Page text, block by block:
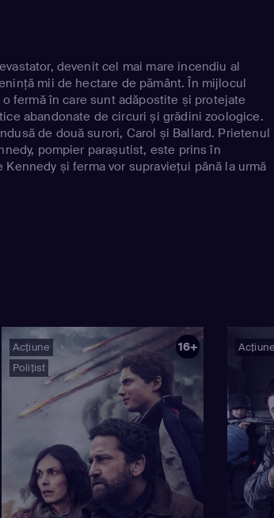
devenit cel mai mare incendiu al
mii de hectare de pământ. În mijlocul
fermă în care sunt adăpostite și protejate
abandonate de circuri și grădini zoologice.
de două surori, Carol și Ballard. Prietenul
pompier parașutist, este prins în
Kennedy și ferma vor supraviețui până la urmă
Acțiune
Polițist
16+ Acțiune